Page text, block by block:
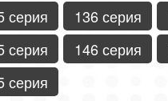
серия 136 серия
серия 146 серия
серия